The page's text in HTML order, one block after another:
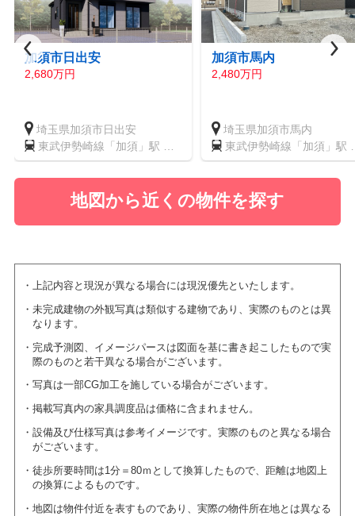
加須市日出安
2,680万円
埼玉県加須市日出安
東武伊勢崎線「加須」駅 徒
歩19分
加須市馬内
2,480万円
埼玉県加須市馬内
東武伊勢崎線「加須」駅
歩26分
地図から近くの物件を探す
上記内容と現況が異なる場合には現況優先といたします。
未完成建物の外観写真は類似する建物であり、実際のものとは異
なります。
完成予測図、イメージパースは図面を基に書き起こしたもので実
際のものと若干異なる場合がございます。
写真は一部CG加工を施している場合がございます。
掲載写真内の家具調度品は価格に含まれません。
設備及び仕様写真は参考イメージです。実際のものと異なる場合
がございます。
徒歩所要時間は1分＝80ｍとして換算したもので、距離は地図上
の換算によるものです。
地図は物件付近を表すものであり、実際の物件所在地とは異なる